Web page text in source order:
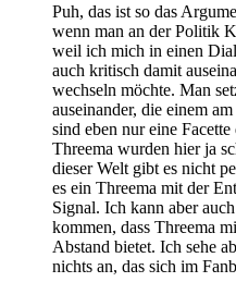
Puh, das ist so das
wenn man an der Politik
weil ich mich in einen
auch kritisch damit
wechseln möchte. Man
auseinander, die einem
sind eben nur eine
Threema wurden hier ja
dieser Welt gibt es nicht
es ein Threema mit der
Signal. Ich kann aber
kommen, dass Threema
Abstand bietet. Ich sehe
nichts an, das sich im